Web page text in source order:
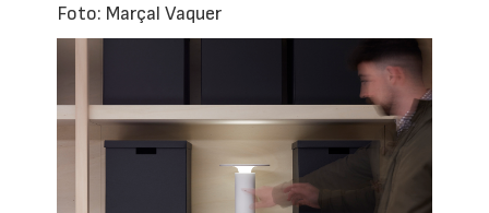
Foto: Marçal Vaquer